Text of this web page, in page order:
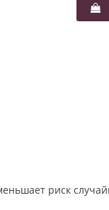
риск